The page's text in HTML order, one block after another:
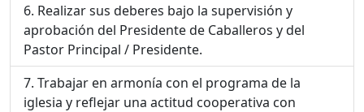
Realizar sus deberes bajo la supervisión y
aprobación del Presidente de Caballeros y del
Pastor Principal / Presidente.
Trabajar en armonía con el programa de la
iglesia y reflejar una actitud cooperativa con